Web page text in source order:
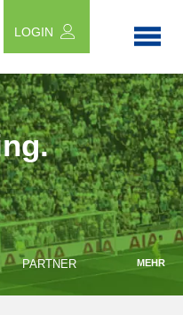
LOGIN
PARTNER MEHR